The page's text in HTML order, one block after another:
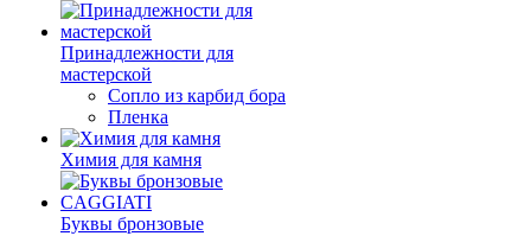
Принадлежности для
мастерской
Сопло из карбид бора
Пленка
Химия для камня
Буквы бронзовые